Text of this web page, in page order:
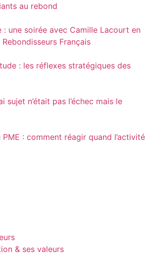
au rebond
: une soirée avec Camille Lacourt en
Français
: les réflexes stratégiques des
sujet n’était pas l’échec mais le
: comment réagir quand l’activité
& ses valeurs